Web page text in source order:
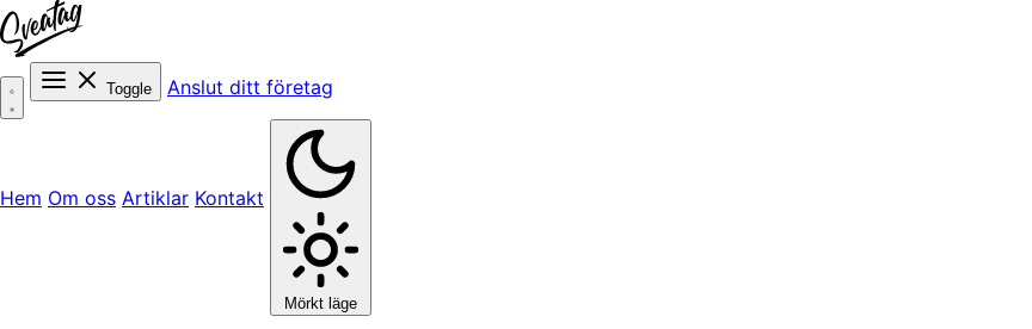
Toggle Anslut ditt företag
Hem Om oss Artiklar Kontakt
Mörkt läge